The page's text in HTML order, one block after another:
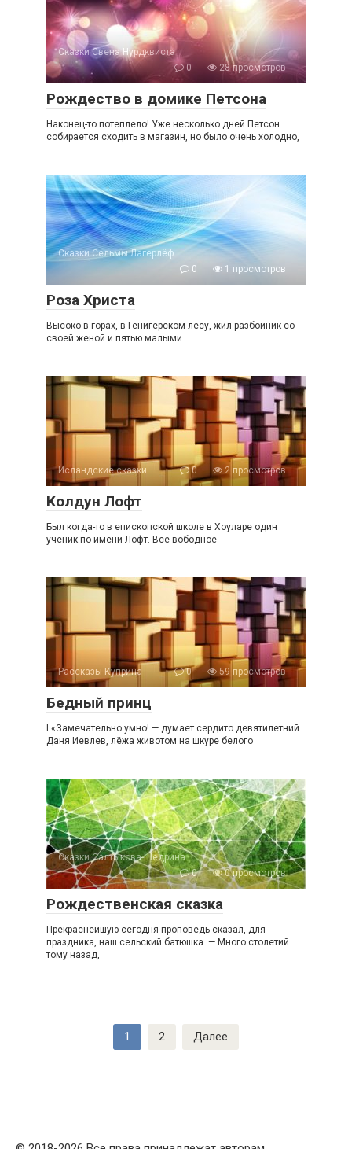
Сказки Свена Нурдквиста
0
28 просмотров
Рождество в домике Петсона
Наконец-то потеплело! Уже несколько дней Петсон
собирается сходить в магазин, но было очень холодно,
Сказки Сельмы Лагерлёф
0
1 просмотров
Роза Христа
Высоко в горах, в Генигерском лесу, жил разбойник со
своей женой и пятью малыми
Исландские сказки 0 2 просмотров
Колдун Лофт
Был когда-то в епископской школе в Хоуларе один
ученик по имени Лофт. Все вободное
Рассказы Куприна 0 59 просмотров
Бедный принц
I «Замечательно умно! — думает сердито девятилетний
Даня Иевлев, лёжа животом на шкуре белого
Сказки Салтыкова-Щедрина
0
0 просмотров
Рождественская сказка
Прекраснейшую сегодня проповедь сказал, для
праздника, наш сельский батюшка. — Много столетий
тому назад,
1 2 Далее